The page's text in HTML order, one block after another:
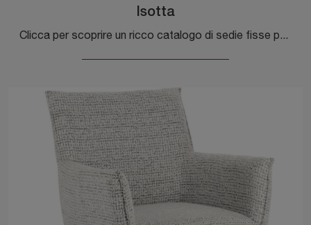
Isotta
Clicca per scoprire un ricco catalogo di sedie fisse per stanze moderne: il modello Isotta di Bizzotto ti aspetta!